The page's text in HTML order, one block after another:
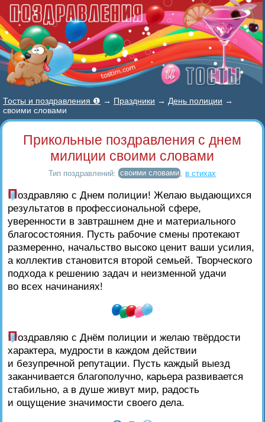
Тосты и поздравления ❶ → Праздники → День полиции →
своими словами
Прикольные поздравления с днем
милиции своими словами
Тип поздравлений: своими словами в стихах
Поздравляю с Днем полиции! Желаю выдающихся
результатов в профессиональной сфере,
уверенности в завтрашнем дне и материального
благосостояния. Пусть рабочие смены протекают
размеренно, начальство высоко ценит ваши усилия,
а коллектив становится второй семьей. Творческого
подхода к решению задач и неизменной удачи
во всех начинаниях!
Поздравляю с Днём полиции и желаю твёрдости
характера, мудрости в каждом действии
и безупречной репутации. Пусть каждый выезд
заканчивается благополучно, карьера развивается
стабильно, а в душе живут мир, радость
и ощущение значимости своего дела.